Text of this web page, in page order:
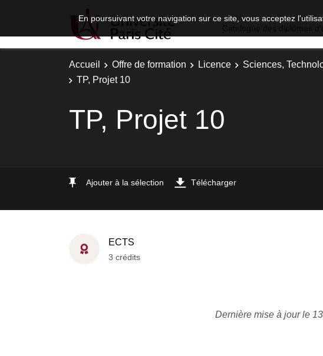
En poursuivant votre navigation sur ce site, vous acceptez
Accueil Offre de formation Licence Sciences,
TP, Projet 10
TP, Projet 10
Ajouter à la sélection Télécharger
ECTS
3 crédits
Dernière mise à jour le